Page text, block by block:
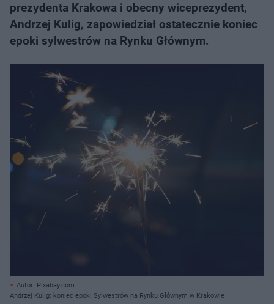
prezydenta Krakowa i obecny wiceprezydent,
Andrzej Kulig, zapowiedział ostatecznie koniec
epoki sylwestrów na Rynku Głównym.
Autor: Pixabay.com
Andrzej Kulig: koniec epoki Sylwestrów na Rynku Głównym w Krakowie